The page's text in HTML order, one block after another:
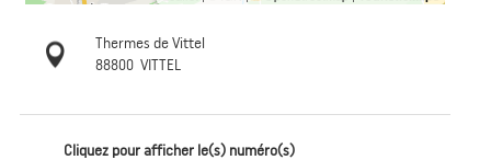
Thermes de Vittel
88800 VITTEL
Cliquez pour afficher le(s) numéro(s)